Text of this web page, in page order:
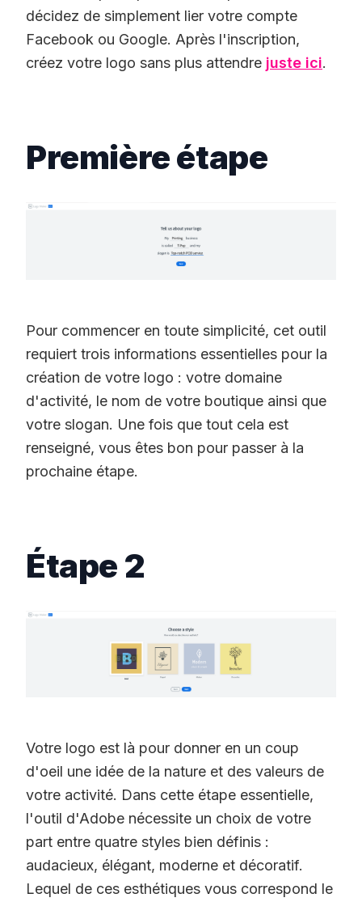
décidez de simplement lier votre compte
Facebook ou Google. Après l'inscription,
créez votre logo sans plus attendre juste ici.
Première étape
Pour commencer en toute simplicité, cet outil
requiert trois informations essentielles pour la
création de votre logo : votre domaine
d'activité, le nom de votre boutique ainsi que
votre slogan. Une fois que tout cela est
renseigné, vous êtes bon pour passer à la
prochaine étape.
Étape 2
Votre logo est là pour donner en un coup
d'oeil une idée de la nature et des valeurs de
votre activité. Dans cette étape essentielle,
l'outil d'Adobe nécessite un choix de votre
part entre quatre styles bien définis :
audacieux, élégant, moderne et décoratif.
Lequel de ces esthétiques vous correspond le